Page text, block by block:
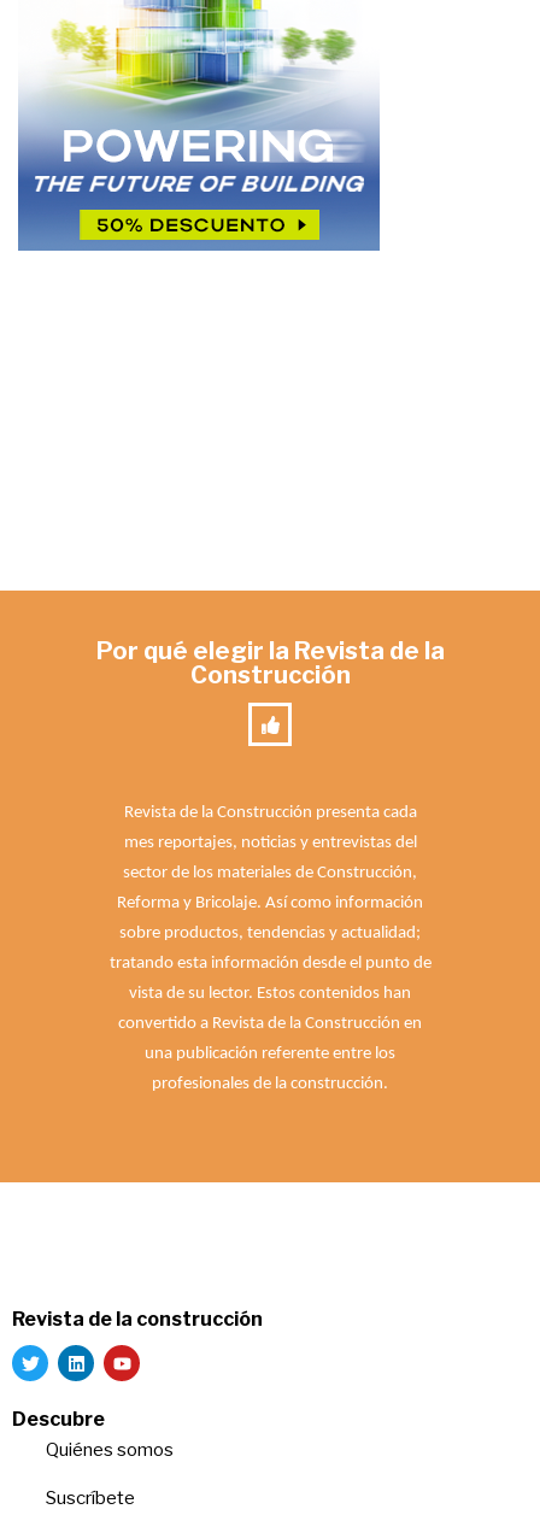
Por qué elegir la Revista de la
Construcción
Revista de la Construcción presenta cada
mes reportajes, noticias y entrevistas del
sector de los materiales de Construcción,
Reforma y Bricolaje. Así como información
sobre productos, tendencias y actualidad;
tratando esta información desde el punto de
vista de su lector. Estos contenidos han
convertido a Revista de la Construcción en
una publicación referente entre los
profesionales de la construcción.
Revista de la construcción
Descubre
Quiénes somos
Suscríbete